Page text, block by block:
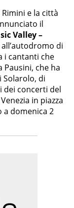
e la città
il
Valley –
all’autodromo di
i cantanti che
Pausini, che ha
Solarolo, di
dei concerti del
in piazza
a domenica 2